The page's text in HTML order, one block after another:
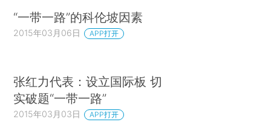
“一带一路”的科伦坡因素
2015年03月06日 APP打开
张红力代表：设立国际板 切
实破题“一带一路”
2015年03月03日 APP打开